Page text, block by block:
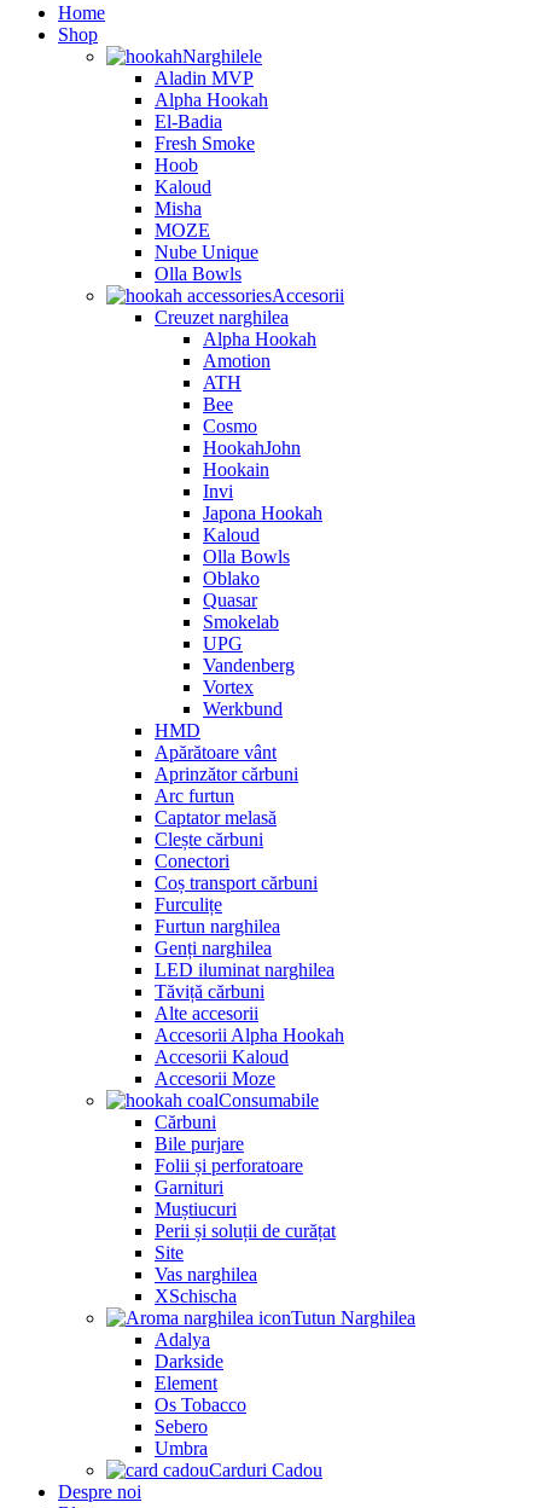
Home
Shop
Narghilele
Aladin MVP
Alpha Hookah
El-Badia
Fresh Smoke
Hoob
Kaloud
Misha
MOZE
Nube Unique
Olla Bowls
Accesorii
Creuzet narghilea
Alpha Hookah
Amotion
ATH
Bee
Cosmo
HookahJohn
Hookain
Invi
Japona Hookah
Kaloud
Olla Bowls
Oblako
Quasar
Smokelab
UPG
Vandenberg
Vortex
Werkbund
HMD
Apărătoare vânt
Aprinzător cărbuni
Arc furtun
Captator melasă
Clește cărbuni
Conectori
Coș transport cărbuni
Furculițe
Furtun narghilea
Genți narghilea
LED iluminat narghilea
Tăviță cărbuni
Alte accesorii
Accesorii Alpha Hookah
Accesorii Kaloud
Accesorii Moze
Consumabile
Cărbuni
Bile purjare
Folii și perforatoare
Garnituri
Muștiucuri
Perii și soluții de curățat
Site
Vas narghilea
XSchischa
Tutun Narghilea
Adalya
Darkside
Element
Os Tobacco
Sebero
Umbra
Carduri Cadou
Despre noi